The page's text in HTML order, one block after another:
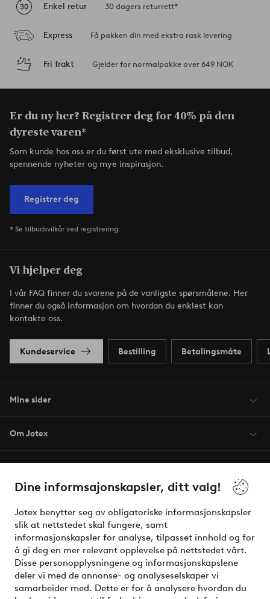
Dine informsajonskapsler, ditt valg!
Jotex benytter seg av obligatoriske informasjonskapsler
slik at nettstedet skal fungere, samt
informasjonskapsler for analyse, tilpasset innhold og for
å gi deg en mer relevant opplevelse på nettstedet vårt.
Disse personopplysningene og informasjonskapslene
deler vi med de annonse- og analyseselskaper vi
samarbeider med. Dette er for å analysere hvordan du
Enkel retur 30 dagers returrett*
Express Få pakken din med ekstra rask levering
Fri frakt Gjelder for normalpakke over 649 NOK
Er du ny her? Registrer deg for 40% på den
dyreste varen*
Som kunde hos oss er du først ute med eksklusive tilbud,
spennende nyheter og mye inspirasjon.
Registrer deg
* Se tilbudsvilkår ved registrering
Vi hjelper deg
I vår FAQ finner du svarene på de vanligste spørsmålene. Her
finner du også informasjon om hvordan du enklest kan
kontakte oss.
Kundeservice Bestilling Betalingsmåte
Mine sider
Om Jotex
Venner
Sikre betalinger - Betal direkte eller del opp